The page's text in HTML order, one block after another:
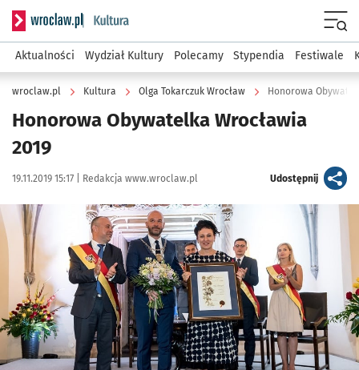
Serwis informacyjny wroclaw.pl podserwis: Kultura
Aktualności Wydział Kultury Polecamy Stypendia Festiwale
wroclaw.pl Kultura Olga Tokarczuk Wrocław Honorowa
Honorowa Obywatelka Wrocławia
2019
Data publikacji:
19.11.2019 15:17 | Autor:
Redakcja www.wroclaw.pl Udostępnijartykuł
Kliknij, aby powiększyć